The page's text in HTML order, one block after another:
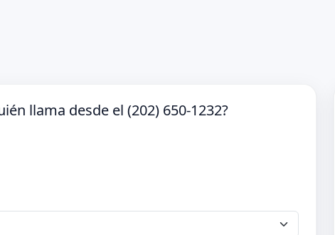
llama desde el (202) 650-1232?